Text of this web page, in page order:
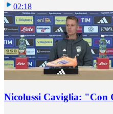
02:18
Nicolussi Caviglia: "Con